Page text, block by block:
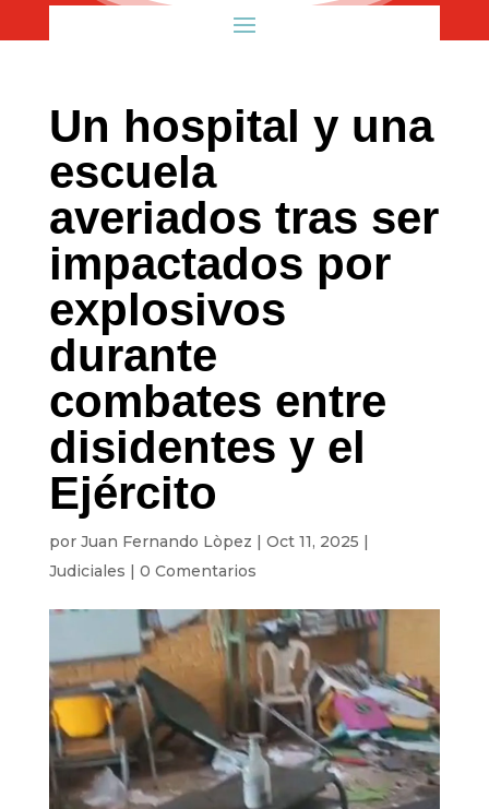
Un hospital y una
escuela
averiados tras ser
impactados por
explosivos
durante
combates entre
disidentes y el
Ejército
por Juan Fernando Lòpez | Oct 11, 2025 |
Judiciales | 0 Comentarios